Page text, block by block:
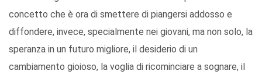
concetto che è ora di smettere di piangersi addosso e
diffondere, invece, specialmente nei giovani, ma non solo, la
speranza in un futuro migliore, il desiderio di un
cambiamento gioioso, la voglia di ricominciare a sognare, il